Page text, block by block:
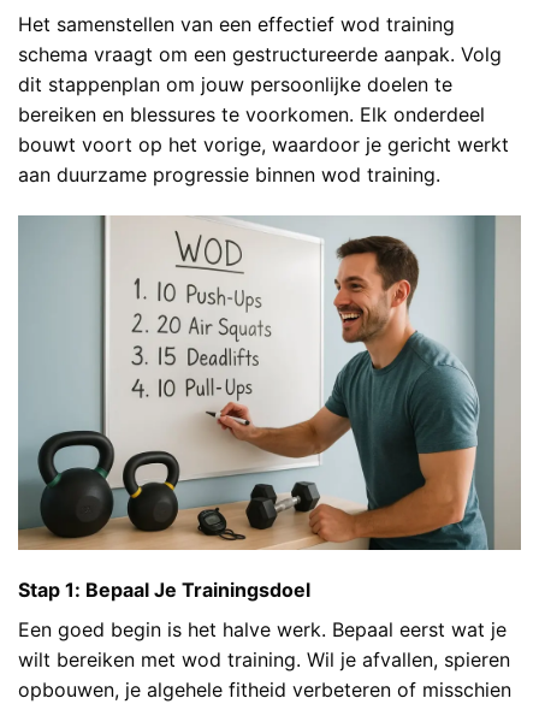
Het samenstellen van een effectief wod training
schema vraagt om een gestructureerde aanpak. Volg
dit stappenplan om jouw persoonlijke doelen te
bereiken en blessures te voorkomen. Elk onderdeel
bouwt voort op het vorige, waardoor je gericht werkt
aan duurzame progressie binnen wod training.
Stap 1: Bepaal Je Trainingsdoel
Een goed begin is het halve werk. Bepaal eerst wat je
wilt bereiken met wod training. Wil je afvallen, spieren
opbouwen, je algehele fitheid verbeteren of misschien